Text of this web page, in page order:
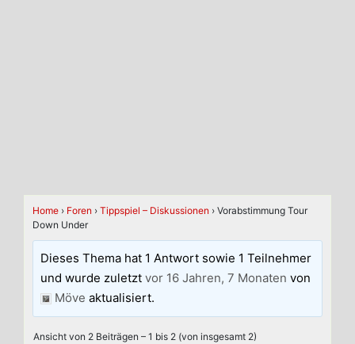
Home › Foren › Tippspiel – Diskussionen › Vorabstimmung Tour
Down Under
Dieses Thema hat 1 Antwort sowie 1 Teilnehmer
und wurde zuletztvor 16 Jahren, 7 Monaten von
Möve aktualisiert.
Ansicht von 2 Beiträgen – 1 bis 2 (von insgesamt 2)